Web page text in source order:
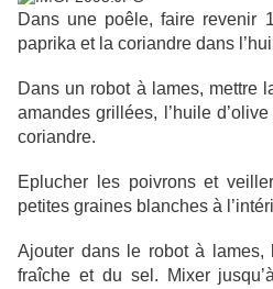
Dans une poêle, faire revenir
paprika et la coriandre dans
Dans un robot à lames, mettre
amandes grillées, l’huile
coriandre.
Eplucher les poivrons et
petites graines blanches à
Ajouter dans le robot à lames,
fraîche et du sel. Mixer